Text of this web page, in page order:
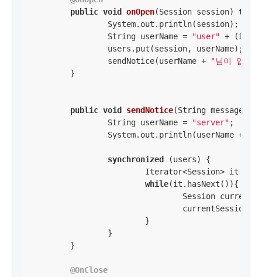
public void onOpen(Session session)
		String userName =
"user" + (int
		sendNotice(userName +
"님이 입장
public void sendNotice(String message)
		String userName =
"server" ;
		System.out.println(userName +
synchronized
(users) {
while(it.hasNext()){
@OnClose